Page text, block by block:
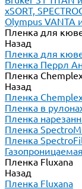
xSORT,
Olympus VANTA
Пленка для
Назад
Пленка для
Пленка Перрл
Пленка
Назад
Пленка
Пленка в
Пленка
Пленка
Пленка
Пленка Fluxana
Назад
Пленка Fluxana